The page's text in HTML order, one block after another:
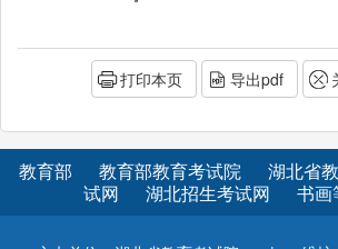
打印本页 导出pdf
教育部 教育部教育考试院 湖北省
试网
湖北招生考试网 书画